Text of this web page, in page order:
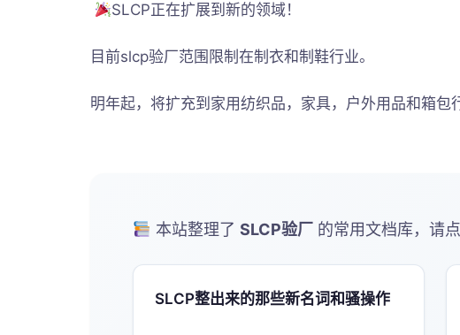
SLCP正在扩展到新的领域！
目前slcp验厂范围限制在制衣和制鞋行业。
明年起，将扩充到家用纺织品，家具，户外用品和箱包
本站整理了 SLCP验厂的常用文档库，请点
SLCP整出来的那些新名词和骚操作